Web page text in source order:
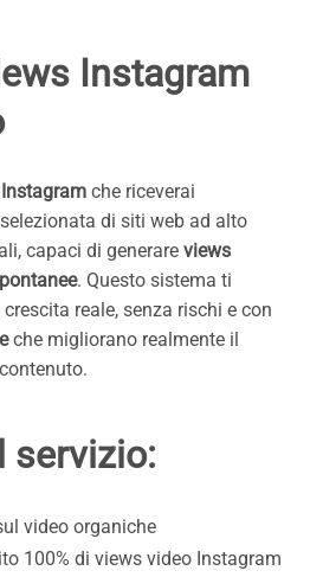
Instagram
che riceverai
di siti web ad alto
capaci di generare views
. Questo sistema ti
reale, senza rischi e con
che migliorano realmente il
servizio:
video organiche
100% di views video Instagram